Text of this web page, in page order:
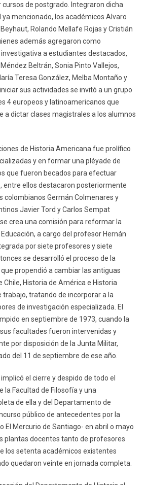
de postgrado. Integraron dicha
mencionado, los académicos Alvaro
Rolando Mellafe Rojas y Cristián
además agregaron como
a estudiantes destacados,
Beltrán, Sonia Pinto Vallejos,
Teresa González, Melba Montaño y
sus actividades se invitó a un grupo
4 europeos y latinoamericanos que
a dictar clases magistrales a los alumnos
de Historia Americana fue prolífico
y en formar una pléyade de
que fueron becados para efectuar
entre ellos destacaron posteriormente
colombianos Germán Colmenares y
Javier Tord y Carlos Sempat
crea una comisión para reformar la
a cargo del profesor Hernán
por siete profesores y siete
se desarrolló el proceso de la
propendió a cambiar las antiguas
Chile, Historia de América e Historia
trabajo, tratando de incorporar a la
de investigación especializada. El
en septiembre de 1973, cuando la
facultades fueron intervenidas y
por disposición de la Junta Militar,
del 11 de septiembre de ese año.
el cierre y despido de todo el
la Facultad de Filosofía y una
de ella y del Departamento de
público de antecedentes por la
El Mercurio de Santiago- en abril o mayo
plantas docentes tanto de profesores
los setenta académicos existentes
quedaron veinte en jornada completa.